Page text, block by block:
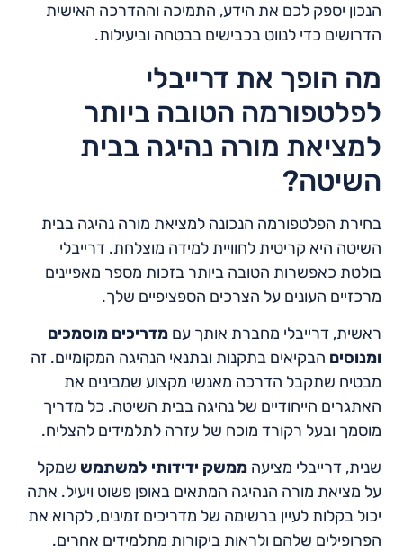
הנכון יספק לכם את הידע, התמיכה וההדרכה האישית
הדרושים כדי לנווט בכבישים בבטחה וביעילות.
מה הופך את דרייבלי
לפלטפורמה הטובה ביותר
למציאת מורה נהיגה בבית
השיטה?
בחירת הפלטפורמה הנכונה למציאת מורה נהיגה בבית
השיטה היא קריטית לחוויית למידה מוצלחת. דרייבלי
בולטת כאפשרות הטובה ביותר בזכות מספר מאפיינים
מרכזיים העונים על הצרכים הספציפיים שלך.
ראשית, דרייבלי מחברת אותך עם מדריכים מוסמכים
ומנוסים הבקיאים בתקנות ובתנאי הנהיגה המקומיים. זה
מבטיח שתקבל הדרכה מאנשי מקצוע שמבינים את
האתגרים הייחודיים של נהיגה בבית השיטה. כל מדריך
מוסמך ובעל רקורד מוכח של עזרה לתלמידים להצליח.
שנית, דרייבלי מציעה ממשק ידידותי למשתמש שמקל
על מציאת מורה הנהיגה המתאים באופן פשוט ויעיל. אתה
יכול בקלות לעיין ברשימה של מדריכים זמינים, לקרוא את
הפרופילים שלהם ולראות ביקורות מתלמידים אחרים.